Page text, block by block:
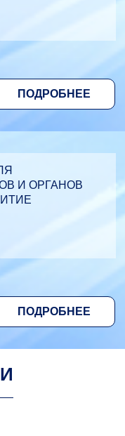
ПОДРОБНЕЕ
И ОРГАНОВ
ПОДРОБНЕЕ